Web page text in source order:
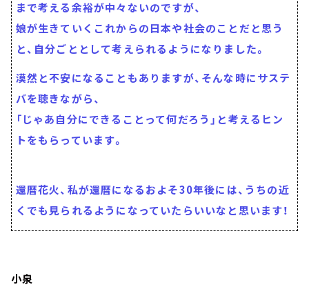
まで考える余裕が中々ないのですが、
娘が生きていくこれからの日本や社会のことだと思う
と、自分ごととして考えられるようになりました。
漠然と不安になることもありますが、そんな時にサステ
バを聴きながら、
「じゃあ自分にできることって何だろう」と考えるヒン
トをもらっています。
還暦花火、私が還暦になるおよそ30年後には、うちの近
くでも見られるようになっていたらいいなと思います！
小泉